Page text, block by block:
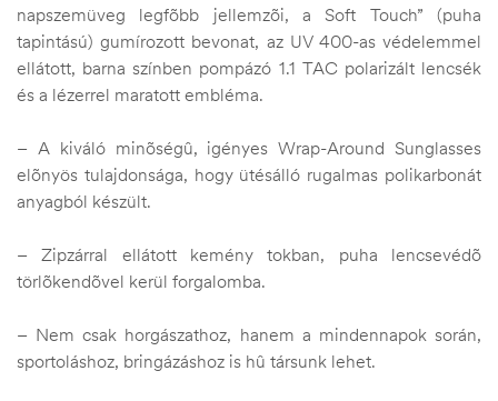
napszemüveg legfõbb jellemzõi, a Soft Touch” (puha
tapintású) gumírozott bevonat, az UV 400-as védelemmel
ellátott, barna színben pompázó 1.1 TAC polarizált lencsék
és a lézerrel maratott embléma.
– A kiváló minõségû, igényes Wrap-Around Sunglasses
elõnyös tulajdonsága, hogy ütésálló rugalmas polikarbonát
anyagból készült.
– Zipzárral ellátott kemény tokban, puha lencsevédõ
törlõkendõvel kerül forgalomba.
– Nem csak horgászathoz, hanem a mindennapok során,
sportoláshoz, bringázáshoz is hû társunk lehet.